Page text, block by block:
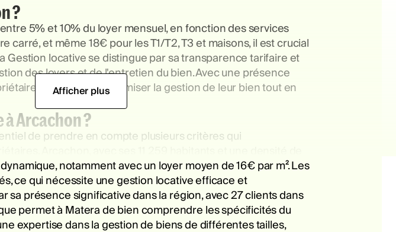
?
5% et 10% du loyer mensuel, en fonction des services
et même 18€ pour les T1/T2, T3 et maisons, il est crucial
locative se distingue par sa transparence tarifaire et
des loyers et de l'entretien du bien. Avec une présence
cherchant à optimiser la gestion de leur bien tout en
Arcachon ?
de prendre en compte plusieurs critères qui
Arcachon, avec ses 11 259 habitants et une densité de
notamment avec un loyer moyen de 16€ par m². Les
ce qui nécessite une gestion locative efficace et
présence significative dans la région, avec 27 clients dans
permet à Matera de bien comprendre les spécificités du
expertise dans la gestion de biens de différentes tailles,
Afficher plus